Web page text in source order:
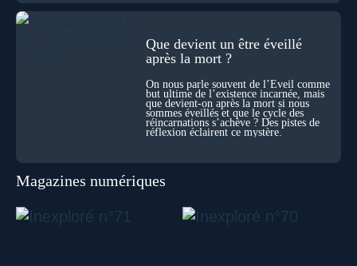
Que devient un être éveillé
après la mort ?
On nous parle souvent de l’Éveil comme
but ultime de l’existence incarnée, mais
que devient-on après la mort si nous
sommes éveillés et que le cycle des
réincarnations s’achève ? Des pistes de
réflexion éclairent ce mystère.
Magazines numériques